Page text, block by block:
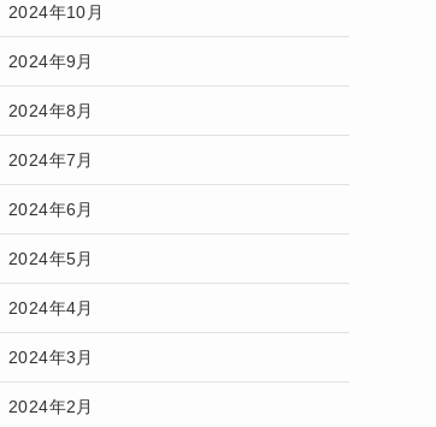
2024年10月
2024年9月
2024年8月
2024年7月
2024年6月
2024年5月
2024年4月
2024年3月
2024年2月